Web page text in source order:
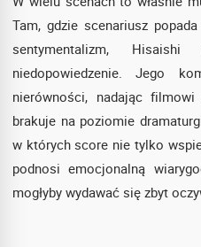
Tam, gdzie scenariusz
sentymentalizm,
niedopowiedzenie. Jego
nierówności, nadając
brakuje na poziomie
w których score nie tylko
podnosi emocjonalną
mogłyby wydawać się zbyt